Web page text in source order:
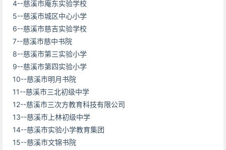
4--慈溪市庵东实验学校
5--慈溪市城区中心小学
6--慈溪市慈吉实验学校
7--慈溪市慈中书院
8--慈溪市第三实验小学
9--慈溪市第四实验小学
10--慈溪市明月书院
11--慈溪市三北初级中学
12--慈溪市三次方教育科技有限公司
13--慈溪市上林初级中学
14--慈溪市实验小学教育集团
15--慈溪市文锦书院